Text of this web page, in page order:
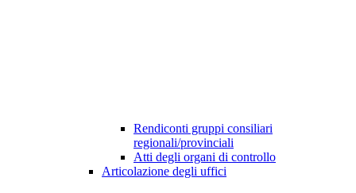
Rendiconti gruppi consiliari
regionali/provinciali
Atti degli organi di controllo
Articolazione degli uffici